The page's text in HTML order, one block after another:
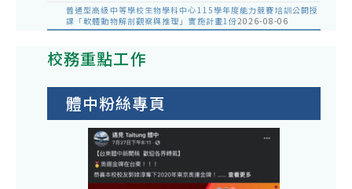
普通型高級中等學校生物學科中心115學年度能力競賽培訓公開授
課「軟體動物解剖觀察與推理」實施計畫1份2026-08-06
校務重點工作
體中粉絲專頁